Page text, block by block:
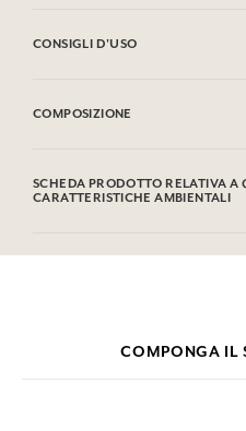
CONSIGLI D'USO
COMPOSIZIONE
Linalool, Limonene,
Cinnamal, Coumarin, Alpha-
SCHEDA PRODOTTO RELATIVA A
CARATTERISTICHE AMBIENTALI
Si prega di consultare le qualità o
COMPONGA IL